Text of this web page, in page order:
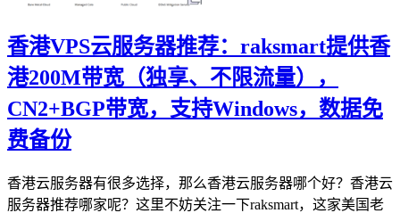
香港VPS云服务器推荐：raksmart提供香
港200M带宽（独享、不限流量），
CN2+BGP带宽，支持Windows，数据免
费备份
香港云服务器有很多选择，那么香港云服务器哪个好？香港云
服务器推荐哪家呢？这里不妨关注一下raksmart，这家美国老